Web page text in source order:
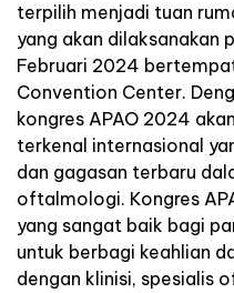
terpilih menjadi tuan
yang akan dilaksanakan
Februari 2024
Convention Center.
kongres APAO 2024
terkenal internasional
dan gagasan terbaru
oftalmologi. Kongres
yang sangat baik bagi
untuk berbagi keahlian
dengan klinisi, spesialis